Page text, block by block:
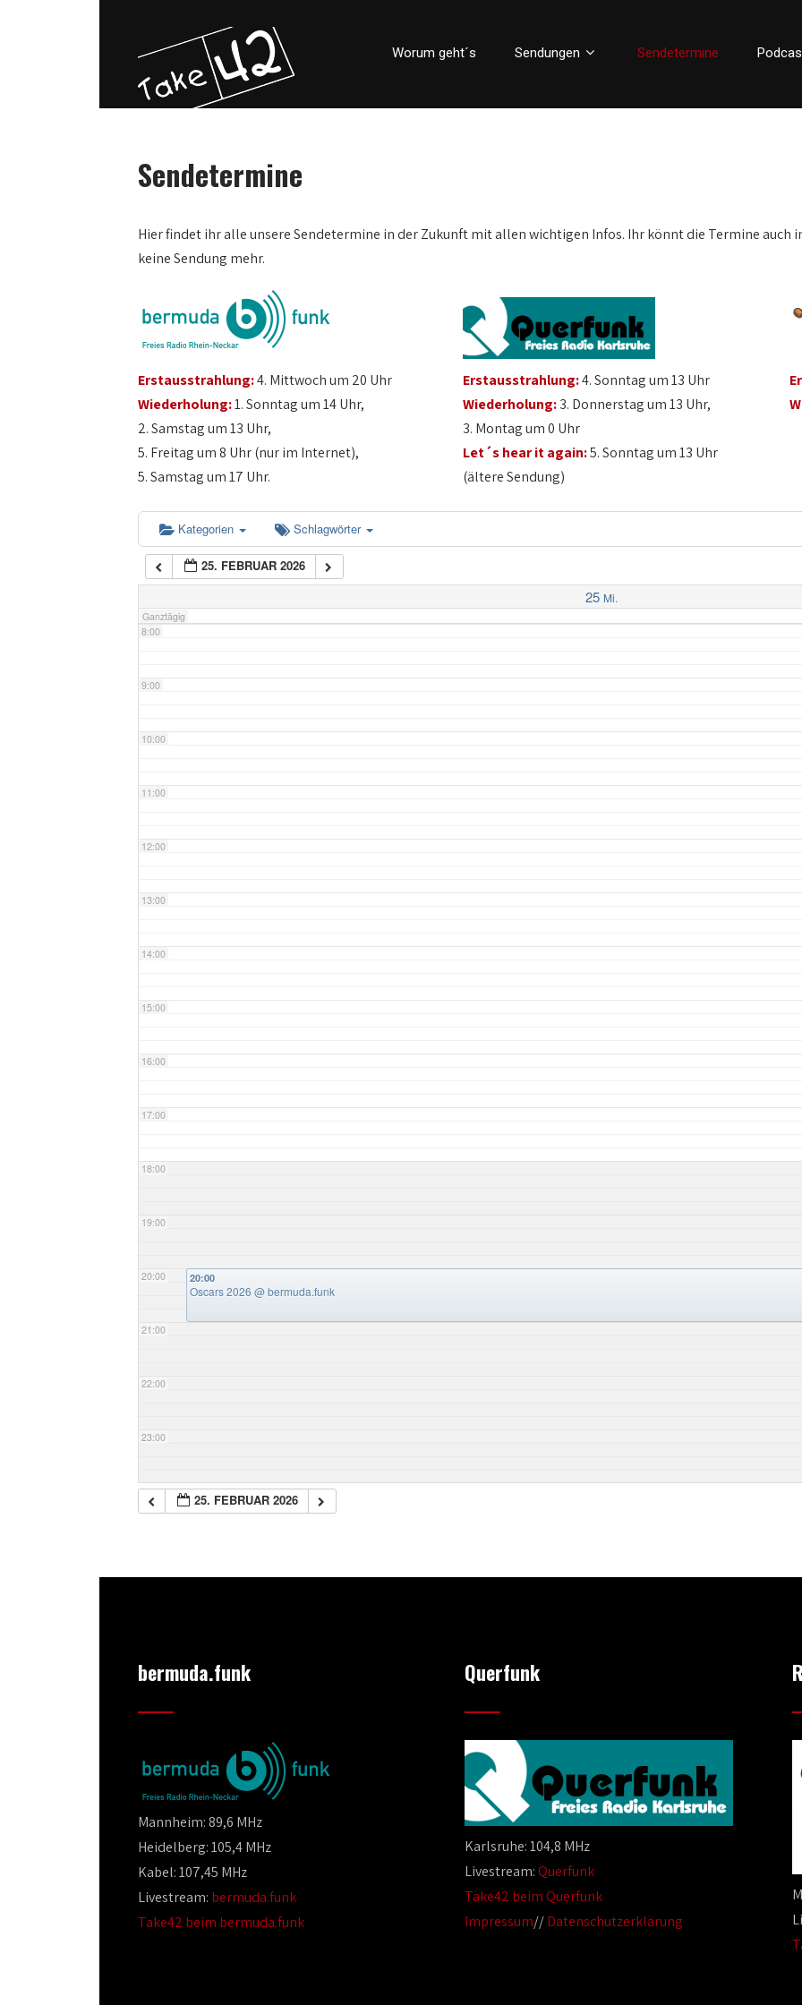
Worum geht´s Sendungen Sendetermine
Sendetermine
Hier findet ihr alle unsere Sendetermine in der Zukunft mit allen wichtigen Infos. Ihr könnt die Termine auch
keine Sendung mehr.
Erstausstrahlung:4. Mittwoch um 20 Uhr
Wiederholung:1. Sonntag um 14 Uhr,
2. Samstag um 13 Uhr,
5. Freitag um 8 Uhr (nur im Internet),
5. Samstag um 17 Uhr.
Erstausstrahlung:4. Sonntag um 13 Uhr
Wiederholung:3. Donnerstag um 13 Uhr,
3. Montag um 0 Uhr
Let´s hear it again:5. Sonntag um 13 Uhr
(ältere Sendung)
Kategorien Schlagwörter
25. FEBRUAR 2026
25 Mi.
Ganztägig
1:00
2:00
5:00
6:00
7:00
8:00
9:00
10:00
11:00
12:00
13:00
14:00
15:00
16:00
17:00
18:00
19:00
20:00
21:00
22:00
23:00
20:00
Oscars 2026 @ bermuda.funk
25. FEBRUAR 2026
bermuda.funk
Mannheim: 89,6 MHz
Heidelberg: 105,4 MHz
Kabel: 107,45 MHz
Livestream: bermuda.funk
Take42 beim bermuda.funk
Querfunk
Karlsruhe: 104,8 MHz
Livestream:Querfunk
Take42 beim Querfunk
Impressum//Datenschutzerklärung